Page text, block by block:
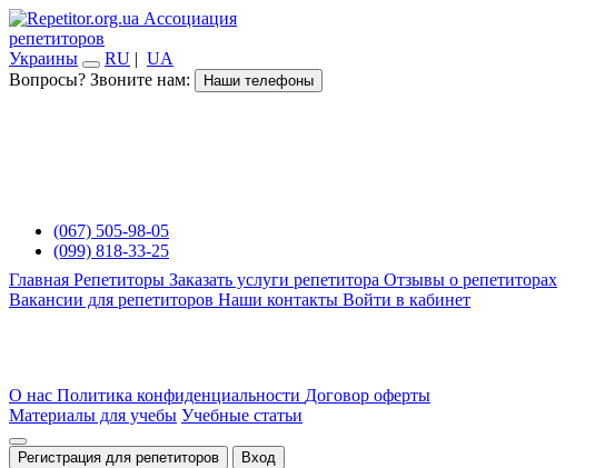
Ассоциация
репетиторов
Украины
RU | UA
Вопросы? Звоните нам:
Наши телефоны
(067) 505-98-05
(099) 818-33-25
Главная Репетиторы Заказать услуги репетитора Отзывы о репетиторах
Вакансии для репетиторов Наши контакты Войти в кабинет
О нас Политика конфиденциальности Договор оферты
Материалы для учебы Учебные статьи
Регистрация для репетиторов Вход